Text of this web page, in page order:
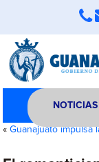
NOTICIAS
«Guanajuato impulsa